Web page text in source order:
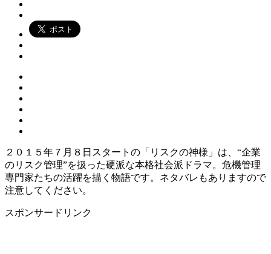
２０１５年７月８日スタートの「リスクの神様」は、“企業
のリスク管理”を扱った硬派な本格社会派ドラマ。危機管理
専門家たちの活躍を描く物語です。ネタバレもありますので
注意してください。
スポンサードリンク